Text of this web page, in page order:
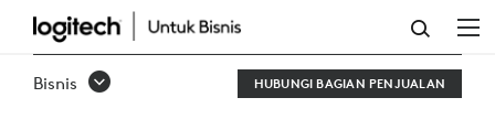
TOMBOL
BERBAGI
Bisnis HUBUNGI BAGIAN PENJUALAN